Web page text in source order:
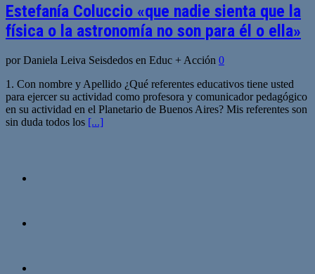
Estefanía Coluccio «que nadie sienta que la
física o la astronomía no son para él o ella»
por Daniela Leiva Seisdedos en Educ + Acción 0
1. Con nombre y Apellido ¿Qué referentes educativos tiene usted
para ejercer su actividad como profesora y comunicador pedagógico
en su actividad en el Planetario de Buenos Aires? Mis referentes son
sin duda todos los [...]